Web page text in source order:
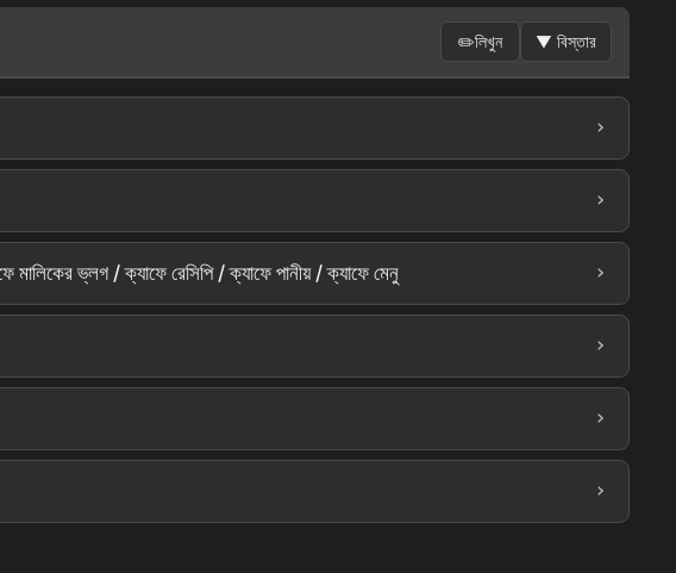
✏️লিখুন ▼ বিস্তার
ইস্তাম্বুল
›
›
ভ্লগ / ক্যাফে রেসিপি / ক্যাফে পানীয় / ক্যাফে মেনু ›
›
›
›